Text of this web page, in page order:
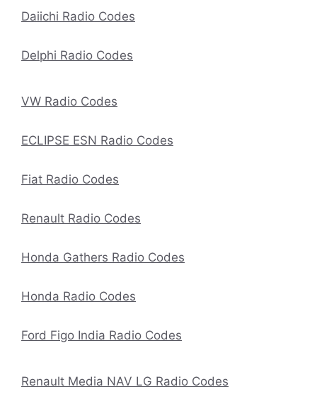
Daiichi Radio Codes
Delphi Radio Codes
VW Radio Codes
ECLIPSE ESN Radio Codes
Fiat Radio Codes
Renault Radio Codes
Honda Gathers Radio Codes
Honda Radio Codes
Ford Figo India Radio Codes
Renault Media NAV LG Radio Codes